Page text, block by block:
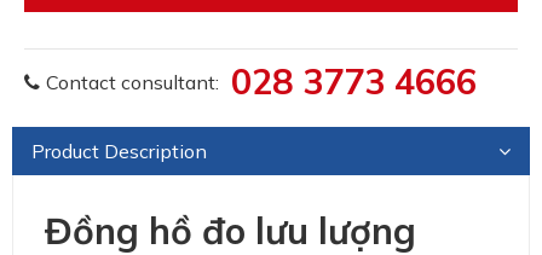
Contact consultant: 028 3773 4666
Product Description
Đồng hồ đo lưu lượng